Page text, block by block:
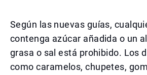
Según las nuevas guías,
contenga azúcar añadida o un
grasa o sal está prohibido. Los
como caramelos, chupetes,